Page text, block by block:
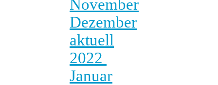
November
Dezember
aktuell
2022
Januar